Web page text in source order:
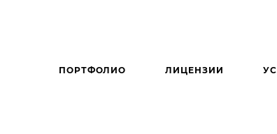
ПОРТФОЛИО ЛИЦЕНЗИИ